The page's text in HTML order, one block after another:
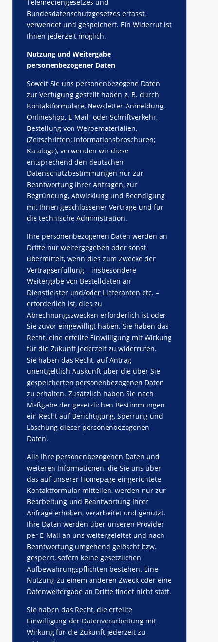
Telemediengesetzes und
Bundesdatenschutzgesetzes erfasst,
verwendet und gespeichert. Ein Widerruf ist
Ihnen jederzeit möglich.
Nutzung und Weitergabe
personenbezogener Daten
Soweit Sie uns personenbezogene Daten
zur Verfügung gestellt haben z. B. durch
Kontaktformulare, Newsletter-Anmeldung,
Onlineshop, E-Mail- oder Schriftverkehr,
Bestellung von Werbematerialien,
(Zeitschriften; Informationsbroschuren;
Kataloge), verwenden wir diese
entsprechend den deutschen
Datenschutzbestimmungen nur zur
Beantwortung Ihrer Anfragen, zur
Begründung, Abwicklung und Beendigung
mit Ihnen geschlossener Verträge und für
die technische Administration.
Ihre personenbezogenen Daten werden an
Dritte nur weitergegeben oder sonst
übermittelt, wenn dies zum Zwecke der
Vertragserfüllung – insbesondere
Weitergabe von Bestelldaten an
Dienstleister und/oder Lieferanten etc. –
erforderlich ist, dies zu
Abrechnungszwecken erforderlich ist oder
Sie zuvor eingewilligt haben. Sie haben das
Recht, eine erteilte Einwilligung mit Wirkung
für die Zukunft jederzeit zu widerrufen.
Sie haben das Recht, auf Antrag
unentgeltlich Auskunft über die über Sie
gespeicherten personenbezogenen Daten
zu erhalten. Zusätzlich haben Sie nach
Maßgabe der gesetzlichen Bestimmungen
ein Recht auf Berichtigung, Sperrung und
Löschung dieser personenbezogenen
Daten.
Alle Ihre personenbezogenen Daten und
weiteren Informationen, die Sie uns über
das auf unserer Homepage eingerichtete
Kontaktformular mitteilen, werden nur zur
Bearbeitung und Beantwortung Ihrer
Anfrage erhoben, verarbeitet und genutzt.
Ihre Daten werden über unseren Provider
per E-Mail an uns weitergeleitet und nach
Beantwortung umgehend gelöscht bzw.
gesperrt, sofern keine gesetzlichen
Aufbewahrungspflichten bestehen. Eine
Nutzung zu einem anderen Zweck oder eine
Datenweitergabe an Dritte findet nicht statt.
Sie haben das Recht, die erteilte
Einwilligung der Datenverarbeitung mit
Wirkung für die Zukunft jederzeit zu